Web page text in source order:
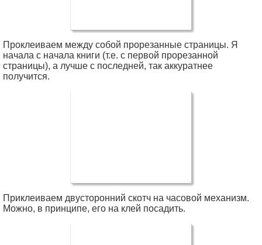
Проклеиваем между собой прорезанные страницы. Я
начала с начала книги (т.е. с первой прорезанной
страницы), а лучше с последней, так аккуратнее
получится.
Приклеиваем двусторонний скотч на часовой механизм.
Можно, в принципе, его на клей посадить.